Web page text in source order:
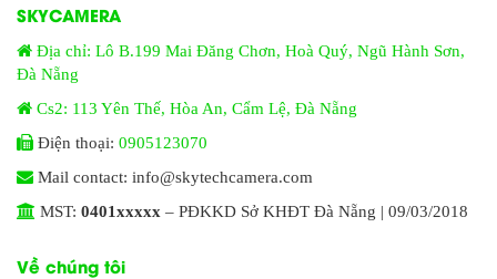
SKYCAMERA
Địa chỉ: Lô B.199 Mai Đăng Chơn, Hoà Quý, Ngũ Hành Sơn,
Đà Nẵng
Cs2: 113 Yên Thế, Hòa An, Cẩm Lệ, Đà Nẵng
Điện thoại: 0905123070
Mail contact: info@skytechcamera.com
MST: 0401xxxxx – PĐKKD Sở KHĐT Đà Nẵng | 09/03/2018
Về chúng tôi